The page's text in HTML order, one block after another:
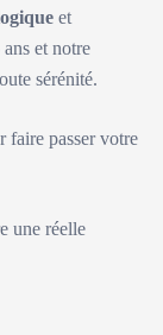
et
et notre
sérénité.
faire passer votre
une réelle